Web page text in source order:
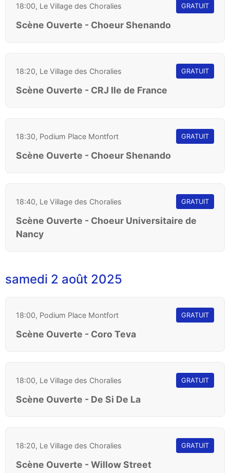
18:00, Le Village des Choralies GRATUIT
Scène Ouverte - Choeur Shenando
18:20, Le Village des Choralies GRATUIT
Scène Ouverte - CRJ Ile de France
18:30, Podium Place Montfort GRATUIT
Scène Ouverte - Choeur Shenando
18:40, Le Village des Choralies GRATUIT
Scène Ouverte - Choeur Universitaire de
Nancy
samedi 2 août 2025
18:00, Podium Place Montfort GRATUIT
Scène Ouverte - Coro Teva
18:00, Le Village des Choralies GRATUIT
Scène Ouverte - De Si De La
18:20, Le Village des Choralies GRATUIT
Scène Ouverte - Willow Street